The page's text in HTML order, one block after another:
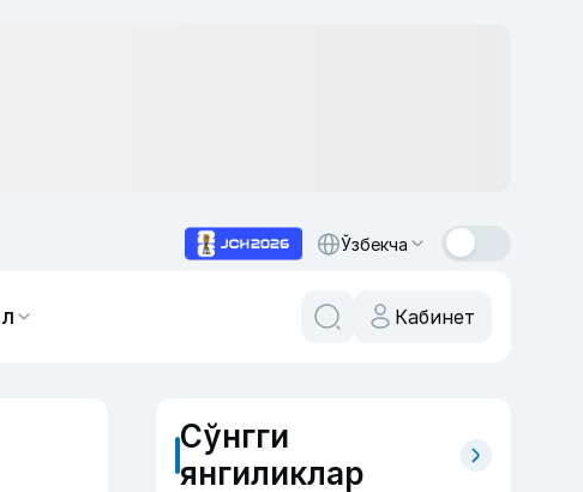
Ўзбекча
Кабинет
Сўнгги
янгиликлар